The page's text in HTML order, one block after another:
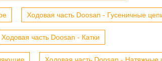
Ходовая часть Doosan - Гусеничные
Ходовая часть Doosan - Катки